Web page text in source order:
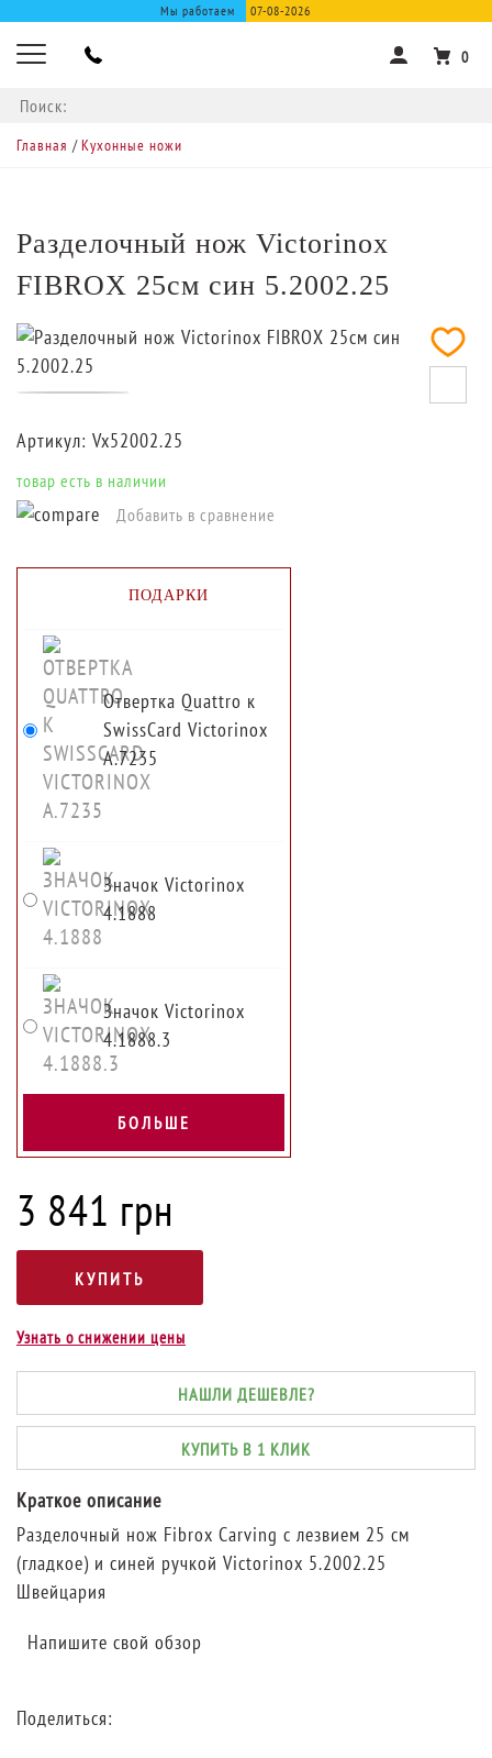
Мы работаем 07-08-2026
0
Главная /Кухонные ножи
Разделочный нож Victorinox
FIBROX 25см син 5.2002.25
Артикул: Vx52002.25
товар есть в наличии
Добавить в сравнение
ПОДАРКИ
Отвертка Quattro к
SwissCard Victorinox
A.7235
Значок Victorinox
4.1888
Значок Victorinox
4.1888.3
БОЛЬШЕ
3 841 грн
Узнать о снижении цены
НАШЛИ ДЕШЕВЛЕ?
КУПИТЬ В 1 КЛИК
Краткое описание
Разделочный нож Fibrox Carving с лезвием 25 см
(гладкое) и синей ручкой Victorinox 5.2002.25
Швейцария
Напишите свой обзор
Поделиться: